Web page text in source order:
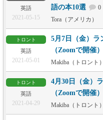
英語
2021-05-15
語の本10選
0
Tora（アメリカ）
トロント
英語
2021-05-01
5月7日（金）ラ
（Zoomで開催）
Makiba（トロント）
トロント
英語
2021-04-29
4月30日（金）
（Zoomで開催）
Makiba（トロント）